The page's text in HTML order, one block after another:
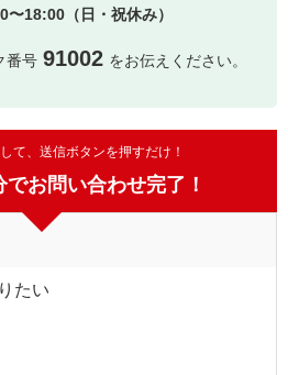
〜18:00（日・祝休み）
番号 91002 をお伝えください。
て、送信ボタンを押すだけ！
お問い合わせ完了！
たい